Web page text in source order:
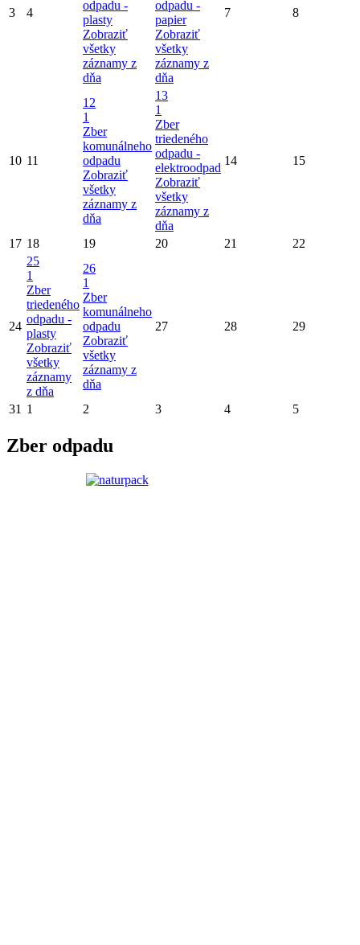
3 4
odpadu -
plasty
Zobraziť
všetky
záznamy z
dňa
odpadu -
papier
Zobraziť
všetky
záznamy z
dňa
7 8
10 11
12
1
Zber
komunálneho
odpadu
Zobraziť
všetky
záznamy z
dňa
13
1
Zber
triedeného
odpadu -
elektroodpad
Zobraziť
všetky
záznamy z
dňa
14 15
17 18 19 20 21 22
24
25
1
Zber
triedeného
odpadu -
plasty
Zobraziť
všetky
záznamy
z dňa
26
1
Zber
komunálneho
odpadu
Zobraziť
všetky
záznamy z
dňa
27 28 29
31 1 2 3 4 5
Zber odpadu